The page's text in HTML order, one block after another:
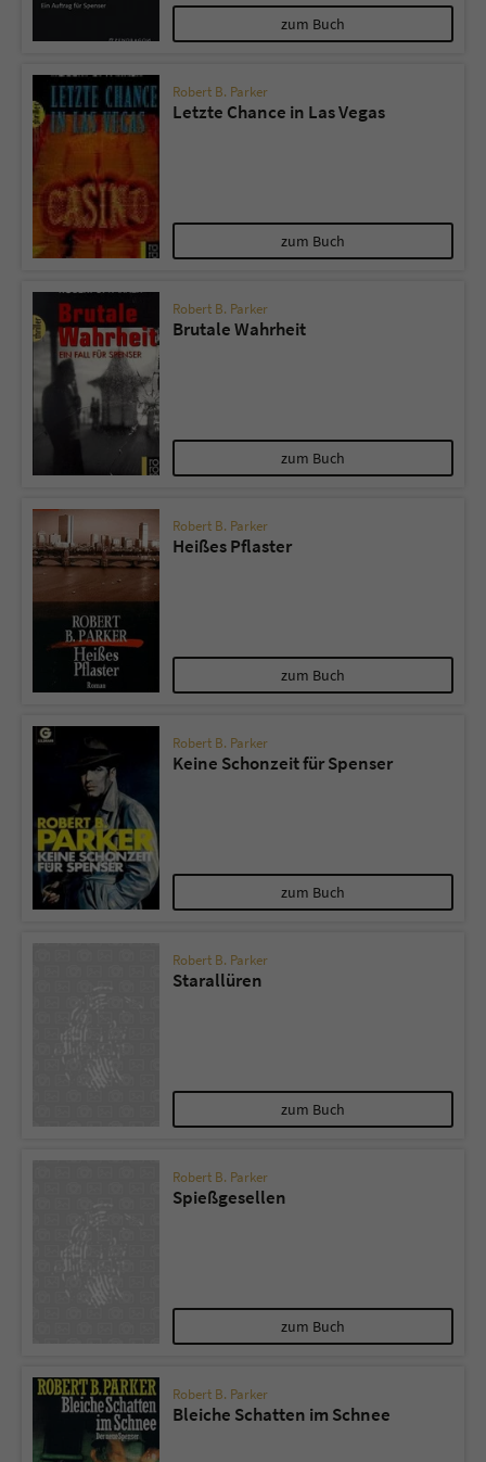
zum Buch
Robert B. Parker
Letzte Chance in Las Vegas
zum Buch
Robert B. Parker
Brutale Wahrheit
zum Buch
Robert B. Parker
Heißes Pflaster
zum Buch
Robert B. Parker
Keine Schonzeit für Spenser
zum Buch
Robert B. Parker
Starallüren
zum Buch
Robert B. Parker
Spießgesellen
zum Buch
Robert B. Parker
Bleiche Schatten im Schnee